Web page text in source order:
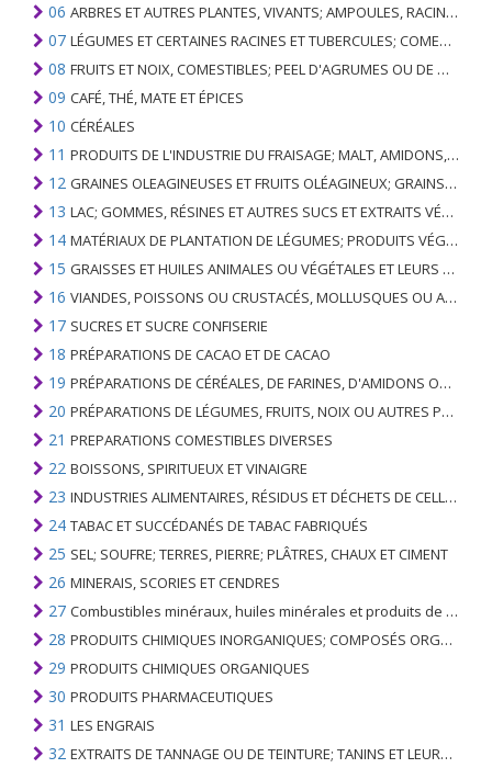
06 ARBRES ET AUTRES PLANTES, VIVANTS; AMPOULES, RACINES ET ANALOGUES; FLEURS COUPEES ET FEUILLAGE ORNEMENTAL
07 LÉGUMES ET CERTAINES RACINES ET TUBERCULES; COMESTIBLE
08 FRUITS ET NOIX, COMESTIBLES; PEEL D'AGRUMES OU DE MELONS
09 CAFÉ, THÉ, MATE ET ÉPICES
10 CÉRÉALES
11 PRODUITS DE L'INDUSTRIE DU FRAISAGE; MALT, AMIDONS, INULINE, GLUTEN DE BLÉ
12 GRAINES OLEAGINEUSES ET FRUITS OLÉAGINEUX; GRAINS DIVERS, GRAINES ET FRUITS, PLANTES INDUSTRIELLES OU MÉDICINALES; PAILLE ET FOURRAGE
13 LAC; GOMMES, RÉSINES ET AUTRES SUCS ET EXTRAITS VÉGÉTAUX
14 MATÉRIAUX DE PLANTATION DE LÉGUMES; PRODUITS VÉGÉTAUX NON DÉNOMMÉS NI COMPRIS AILLEURS
15 GRAISSES ET HUILES ANIMALES OU VÉGÉTALES ET LEURS PRODUITS DE CLIVAGE; GRAISSES ANIMALES PRÉPARÉES; CIRES ANIMALES OU VÉGÉTALES
16 VIANDES, POISSONS OU CRUSTACÉS, MOLLUSQUES OU AUTRES INVERTÉBRÉS AQUATIQUES; PRÉPARATIONS DE CELLES-CI
17 SUCRES ET SUCRE CONFISERIE
18 PRÉPARATIONS DE CACAO ET DE CACAO
19 PRÉPARATIONS DE CÉRÉALES, DE FARINES, D'AMIDONS OU DE LAIT; PRODUITS DE PATISSERIE
20 PRÉPARATIONS DE LÉGUMES, FRUITS, NOIX OU AUTRES PARTIES DE PLANTES
21 PREPARATIONS COMESTIBLES DIVERSES
22 BOISSONS, SPIRITUEUX ET VINAIGRE
23 INDUSTRIES ALIMENTAIRES, RÉSIDUS ET DÉCHETS DE CELLES-CI; FOURRAGE ANIMAL PRÉPARÉ
24 TABAC ET SUCCÉDANÉS DE TABAC FABRIQUÉS
25 SEL; SOUFRE; TERRES, PIERRE; PLÂTRES, CHAUX ET CIMENT
26 MINERAIS, SCORIES ET CENDRES
27 Combustibles minéraux, huiles minérales et produits de leur distillation; SUBSTANCES BITUMINEUSES; CIRES MINÉRALES
28 PRODUITS CHIMIQUES INORGANIQUES; COMPOSÉS ORGANIQUES ET INORGANIQUES DE MÉTAUX PRÉCIEUX; DE MÉTAUX DES TERRES RARES, D'ÉLÉMENTS RADIOACTIFS ET D'ISOTOPES
29 PRODUITS CHIMIQUES ORGANIQUES
30 PRODUITS PHARMACEUTIQUES
31 LES ENGRAIS
32 EXTRAITS DE TANNAGE OU DE TEINTURE; TANINS ET LEURS DERIVES; COLORANTS, PIGMENTS ET AUTRES MATIERES COLORANTES; PEINTURES, VERNIS; MASTIC, AUTRES MASTIQUES; ENCRES